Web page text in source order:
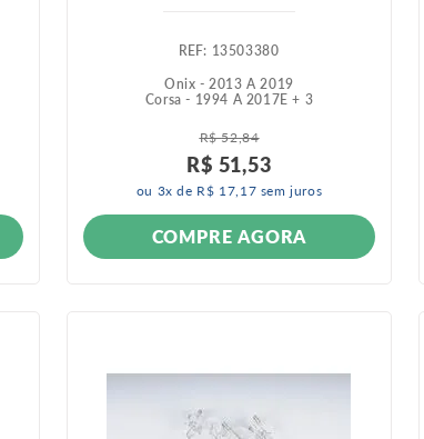
: 13503380
Onix - 2013 A 2019
Corsa - 1994 A 2017E + 3
R$ 52,84
R$ 51,53
ou 3x de R$ 17 17 sem juros
COMPRE AGORA